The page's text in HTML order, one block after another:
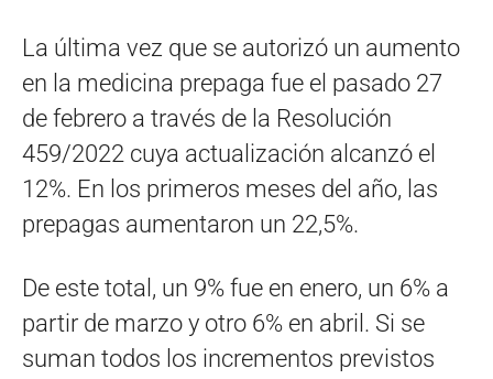
La última vez que se autorizó un aumento
en la medicina prepaga fue el pasado 27
de febrero a través de la Resolución
459/2022 cuya actualización alcanzó el
12%. En los primeros meses del año, las
prepagas aumentaron un 22,5%.
De este total, un 9% fue en enero, un 6% a
partir de marzo y otro 6% en abril. Si se
suman todos los incrementos previstos